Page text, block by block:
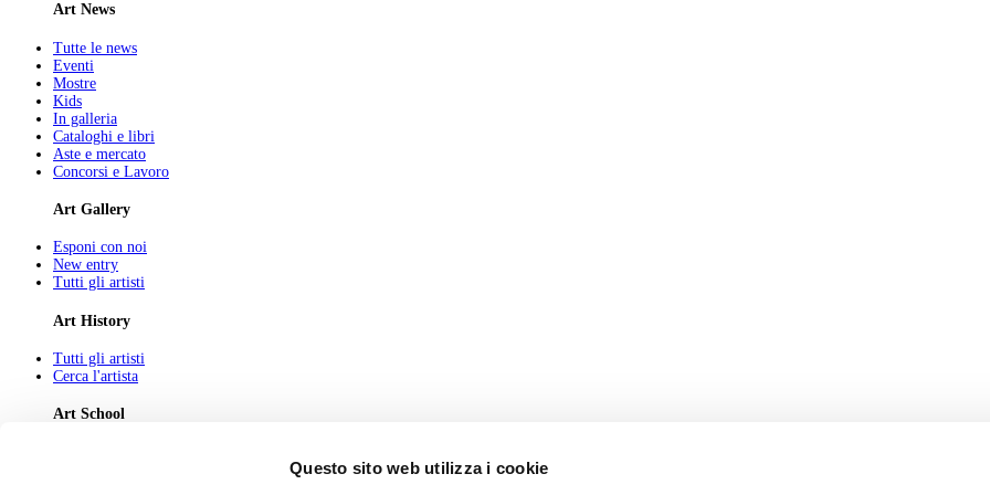
Questo sito web utilizza i cookie
Art News
Tutte le news
Eventi
Mostre
Kids
In galleria
Cataloghi e libri
Aste e mercato
Concorsi e Lavoro
Art Gallery
Esponi con noi
New entry
Tutti gli artisti
Art History
Tutti gli artisti
Cerca l'artista
Art School